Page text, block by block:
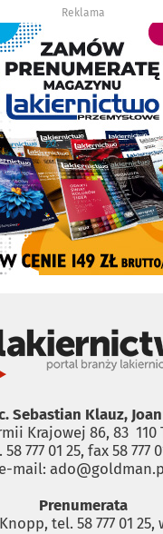
Reklama
Sebastian Klauz,
Krajowej 86, 83 ­ 110
777 01 25, fax 58 777
e-mail:
Prenumerata
tel. 58 777 01 25,